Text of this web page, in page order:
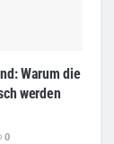
Warum die
werden
0